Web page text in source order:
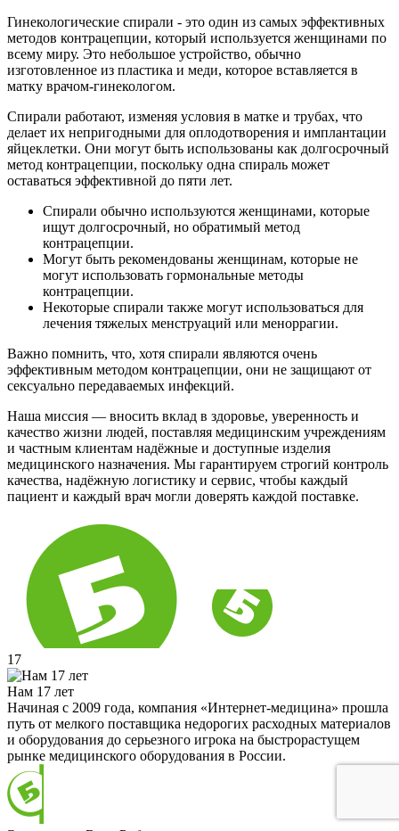
Гинекологические спирали - это один из самых эффективных
методов контрацепции, который используется женщинами по
всему миру. Это небольшое устройство, обычно
изготовленное из пластика и меди, которое вставляется в
матку врачом-гинекологом.
Спирали работают, изменяя условия в матке и трубах, что
делает их непригодными для оплодотворения и имплантации
яйцеклетки. Они могут быть использованы как долгосрочный
метод контрацепции, поскольку одна спираль может
оставаться эффективной до пяти лет.
Спирали обычно используются женщинами, которые
ищут долгосрочный, но обратимый метод
контрацепции.
Могут быть рекомендованы женщинам, которые не
могут использовать гормональные методы
контрацепции.
Некоторые спирали также могут использоваться для
лечения тяжелых менструаций или меноррагии.
Важно помнить, что, хотя спирали являются очень
эффективным методом контрацепции, они не защищают от
сексуально передаваемых инфекций.
Наша миссия — вносить вклад в здоровье, уверенность и
качество жизни людей, поставляя медицинским учреждениям
и частным клиентам надёжные и доступные изделия
медицинского назначения. Мы гарантируем строгий контроль
качества, надёжную логистику и сервис, чтобы каждый
пациент и каждый врач могли доверять каждой поставке.
17
Нам 17 лет
Начиная с 2009 года, компания «Интернет-медицина» прошла
путь от мелкого поставщика недорогих расходных материалов
и оборудования до серьезного игрока на быстрорастущем
рынке медицинского оборудования в России.